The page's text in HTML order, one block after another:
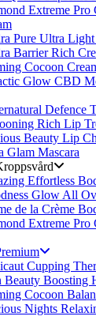
Extreme Pro
Pure Ultra Light
Barrier Rich
Cocoon
Glow CBD
Defence
Rich Lip
Beauty Lip
Glam Mascara
Effortless
Glow All
de la Crème
Extreme Pro
Cupping
Beauty Boosting
Cocoon
Nights